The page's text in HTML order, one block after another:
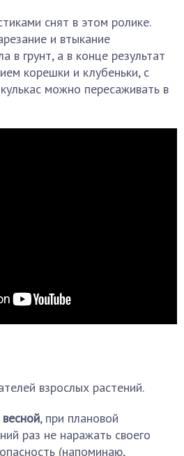
снят в этом ролике.
и втыкание
в грунт, а в конце результат
корешки и клубеньки, с
можно пересаживать в
взрослых растений.
весной, при плановой
раз не наражать своего
(напоминаю,